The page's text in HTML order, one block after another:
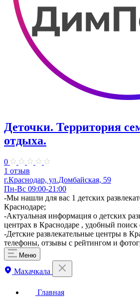
Деточки. Территория
отдыха.
0
1 отзыв
г.Краснодар, ул.Домбайская, 59
Пн-Вс 09:00-21:00
-Мы нашли для вас 1 детских
Краснодаре;
-Актуальная информация о детских
центрах в Краснодаре , удобный поиск
-Детские развлекательные центры в
телефоны, отзывы с рейтингом и
Меню
Махачкала
Главная